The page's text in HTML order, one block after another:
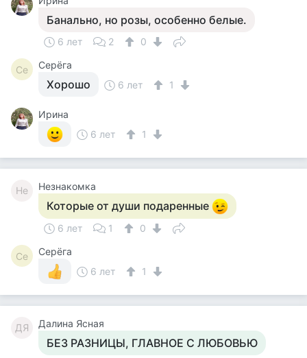
Банально, но розы, особенно белые.
6 лет 2 0
Се Серёга
Хорошо 6 лет 1
Ирина
6 лет
1
Не Незнакомка
Которые от души подаренные
6 лет 1 0
Се
Серёга
6 лет
1
ДЯ Далина Ясная
БЕЗ РАЗНИЦЫ, ГЛАВНОЕ С ЛЮБОВЬЮ